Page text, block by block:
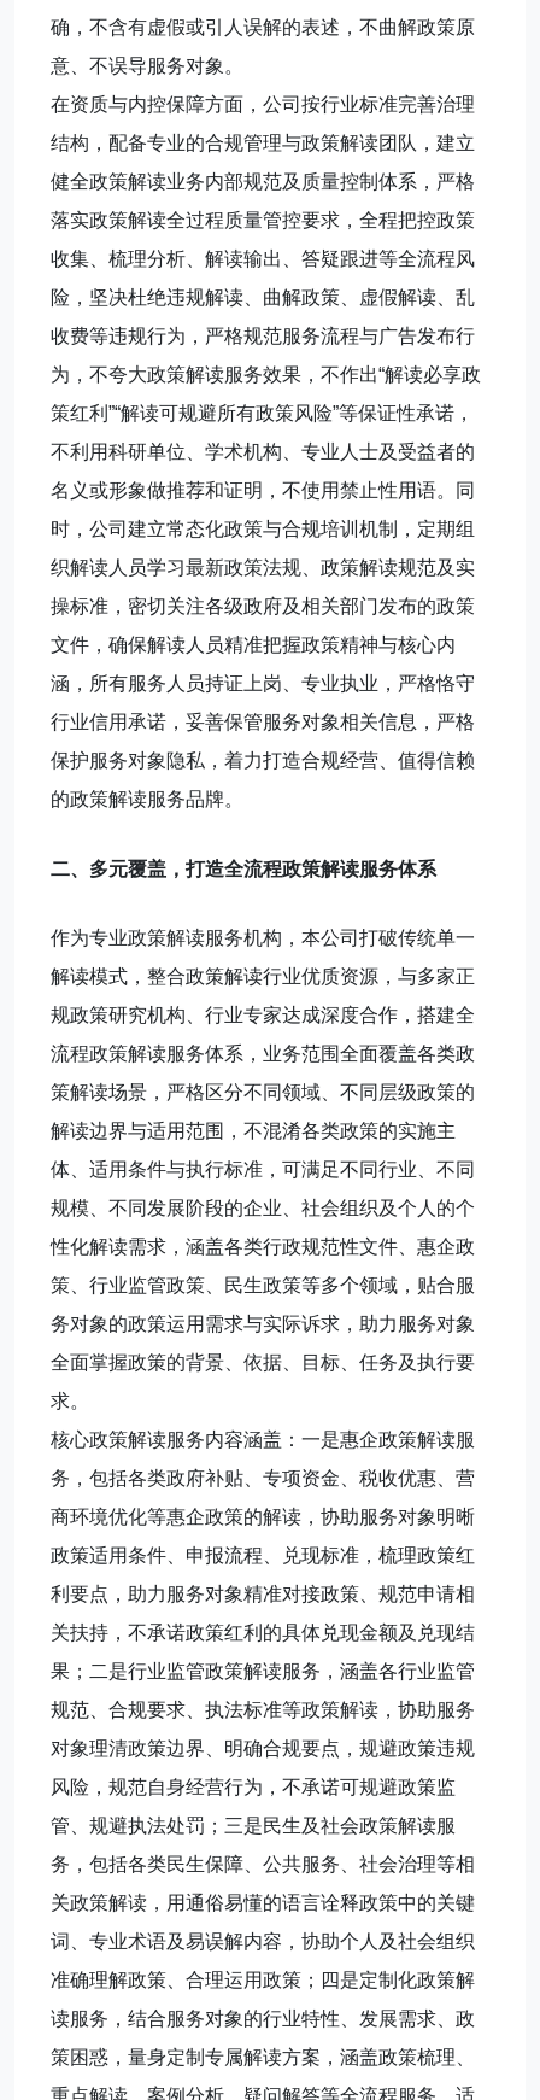
确，不含有虚假或引人误解的表述，不曲解政策原
意、不误导服务对象。
在资质与内控保障方面，公司按行业标准完善治理
结构，配备专业的合规管理与政策解读团队，建立
健全政策解读业务内部规范及质量控制体系，严格
落实政策解读全过程质量管控要求，全程把控政策
收集、梳理分析、解读输出、答疑跟进等全流程风
险，坚决杜绝违规解读、曲解政策、虚假解读、乱
收费等违规行为，严格规范服务流程与广告发布行
为，不夸大政策解读服务效果，不作出“解读必享政
策红利”“解读可规避所有政策风险”等保证性承诺，
不利用科研单位、学术机构、专业人士及受益者的
名义或形象做推荐和证明，不使用禁止性用语。同
时，公司建立常态化政策与合规培训机制，定期组
织解读人员学习最新政策法规、政策解读规范及实
操标准，密切关注各级政府及相关部门发布的政策
文件，确保解读人员精准把握政策精神与核心内
涵，所有服务人员持证上岗、专业执业，严格恪守
行业信用承诺，妥善保管服务对象相关信息，严格
保护服务对象隐私，着力打造合规经营、值得信赖
的政策解读服务品牌。
二、多元覆盖，打造全流程政策解读服务体系
作为专业政策解读服务机构，本公司打破传统单一
解读模式，整合政策解读行业优质资源，与多家正
规政策研究机构、行业专家达成深度合作，搭建全
流程政策解读服务体系，业务范围全面覆盖各类政
策解读场景，严格区分不同领域、不同层级政策的
解读边界与适用范围，不混淆各类政策的实施主
体、适用条件与执行标准，可满足不同行业、不同
规模、不同发展阶段的企业、社会组织及个人的个
性化解读需求，涵盖各类行政规范性文件、惠企政
策、行业监管政策、民生政策等多个领域，贴合服
务对象的政策运用需求与实际诉求，助力服务对象
全面掌握政策的背景、依据、目标、任务及执行要
求。
核心政策解读服务内容涵盖：一是惠企政策解读服
务，包括各类政府补贴、专项资金、税收优惠、营
商环境优化等惠企政策的解读，协助服务对象明晰
政策适用条件、申报流程、兑现标准，梳理政策红
利要点，助力服务对象精准对接政策、规范申请相
关扶持，不承诺政策红利的具体兑现金额及兑现结
果；二是行业监管政策解读服务，涵盖各行业监管
规范、合规要求、执法标准等政策解读，协助服务
对象理清政策边界、明确合规要点，规避政策违规
风险，规范自身经营行为，不承诺可规避政策监
管、规避执法处罚；三是民生及社会政策解读服
务，包括各类民生保障、公共服务、社会治理等相
关政策解读，用通俗易懂的语言诠释政策中的关键
词、专业术语及易误解内容，协助个人及社会组织
准确理解政策、合理运用政策；四是定制化政策解
读服务，结合服务对象的行业特性、发展需求、政
策困惑，量身定制专属解读方案，涵盖政策梳理、
重点解读、案例分析、疑问解答等全流程服务，适